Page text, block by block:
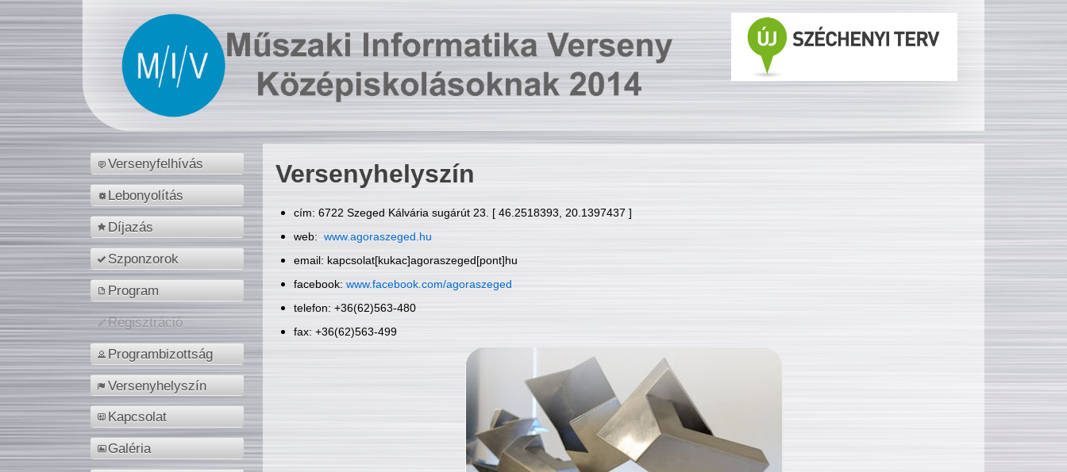
Versenyfelhívás
Lebonyolítás
Díjazás
Szponzorok
Program
Regisztráció
Programbizottság
Versenyhelyszín
Kapcsolat
Galéria
Versenyhelyszín
cím: 6722 Szeged Kálvária sugárút 23. [ 46.2518393, 20.1397437 ]
web: www.agoraszeged.hu
email: kapcsolat[kukac]agoraszeged[pont]hu
facebook: www.facebook.com/agoraszeged
telefon: +36(62)563-480
fax: +36(62)563-499